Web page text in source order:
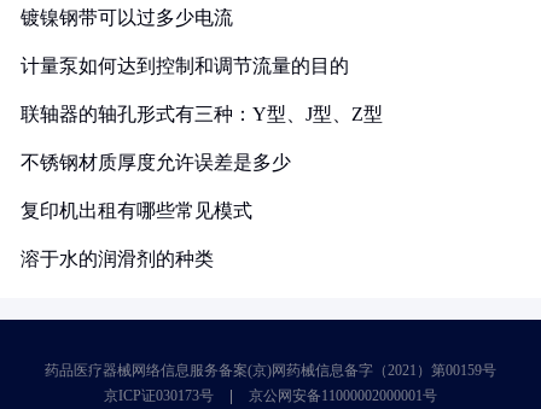
镀镍钢带可以过多少电流
计量泵如何达到控制和调节流量的目的
联轴器的轴孔形式有三种：Y型、J型、Z型
不锈钢材质厚度允许误差是多少
复印机出租有哪些常见模式
溶于水的润滑剂的种类
药品医疗器械网络信息服务备案(京)网药械信息备字（2021）第00159号
京ICP证030173号
京公网安备11000002000001号